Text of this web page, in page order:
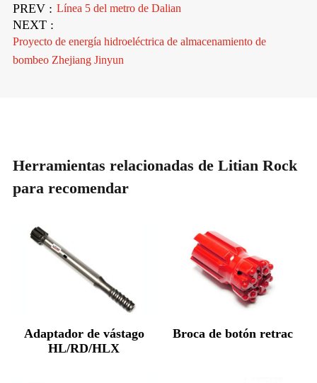
PREV : Línea 5 del metro de Dalian
NEXT :
Proyecto de energía hidroeléctrica de almacenamiento de
bombeo Zhejiang Jinyun
Herramientas relacionadas de Litian Rock
para recomendar
Adaptador de vástago
HL/RD/HLX
Broca de botón retrac